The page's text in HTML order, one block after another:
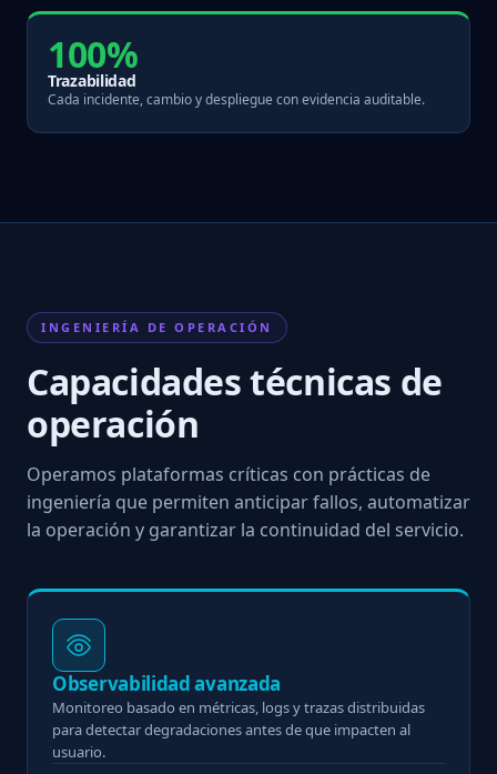
100%
Trazabilidad
Cada incidente, cambio y despliegue con evidencia auditable.
INGENIERÍA DE OPERACIÓN
Capacidades técnicas de
operación
Operamos plataformas críticas con prácticas de
ingeniería que permiten anticipar fallos, automatizar
la operación y garantizar la continuidad del servicio.
Observabilidad avanzada
Monitoreo basado en métricas, logs y trazas distribuidas
para detectar degradaciones antes de que impacten al
usuario.